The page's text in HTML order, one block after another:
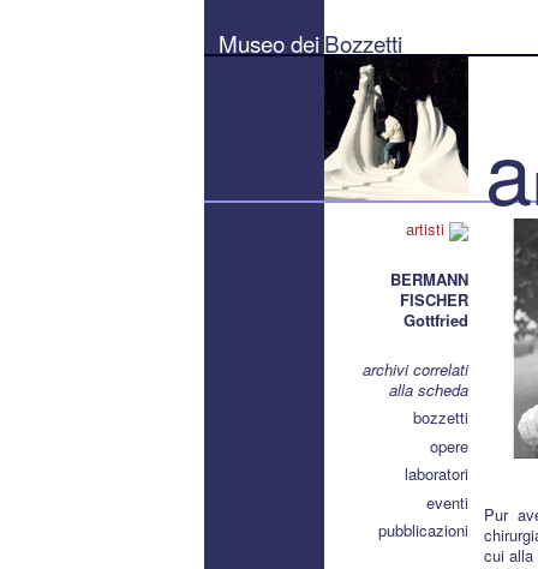
Museo dei Bozzetti
artisti
BERMANN
FISCHER
Gottfried
archivi correlati
alla scheda
bozzetti
opere
laboratori
eventi
pubblicazioni
a
Pur
cui alla